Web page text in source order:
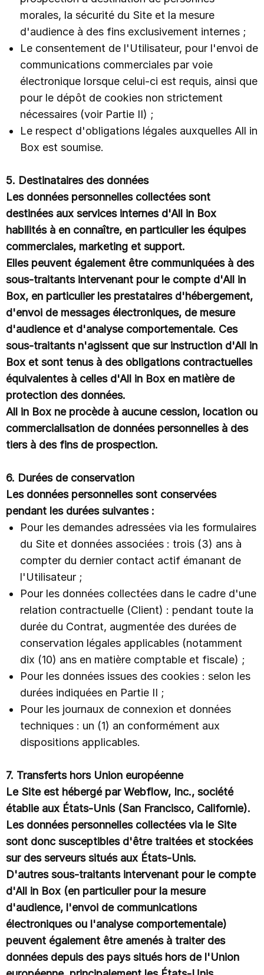
morales, la sécurité du Site et la mesure
d'audience à des fins exclusivement internes ;
Le consentement de l'Utilisateur, pour l'envoi de
communications commerciales par voie
électronique lorsque celui-ci est requis, ainsi que
pour le dépôt de cookies non strictement
nécessaires (voir Partie II) ;
Le respect d'obligations légales auxquelles All in
Box est soumise.
5. Destinataires des données
Les données personnelles collectées sont
destinées aux services internes d'All in Box
habilités à en connaître, en particulier les équipes
commerciales, marketing et support.
Elles peuvent également être communiquées à des
sous-traitants intervenant pour le compte d'All in
Box, en particulier les prestataires d'hébergement,
d'envoi de messages électroniques, de mesure
d'audience et d'analyse comportementale. Ces
sous-traitants n'agissent que sur instruction d'All in
Box et sont tenus à des obligations contractuelles
équivalentes à celles d'All in Box en matière de
protection des données.
All in Box ne procède à aucune cession, location ou
commercialisation de données personnelles à des
tiers à des fins de prospection.
6. Durées de conservation
Les données personnelles sont conservées
pendant les durées suivantes :
Pour les demandes adressées via les formulaires
du Site et données associées : trois (3) ans à
compter du dernier contact actif émanant de
l'Utilisateur ;
Pour les données collectées dans le cadre d'une
relation contractuelle (Client) : pendant toute la
durée du Contrat, augmentée des durées de
conservation légales applicables (notamment
dix (10) ans en matière comptable et fiscale) ;
Pour les données issues des cookies : selon les
durées indiquées en Partie II ;
Pour les journaux de connexion et données
techniques : un (1) an conformément aux
dispositions applicables.
7. Transferts hors Union européenne
Le Site est hébergé par Webflow, Inc., société
établie aux États-Unis (San Francisco, Californie).
Les données personnelles collectées via le Site
sont donc susceptibles d'être traitées et stockées
sur des serveurs situés aux États-Unis.
D'autres sous-traitants intervenant pour le compte
d'All in Box (en particulier pour la mesure
d'audience, l'envoi de communications
électroniques ou l'analyse comportementale)
peuvent également être amenés à traiter des
données depuis des pays situés hors de l'Union